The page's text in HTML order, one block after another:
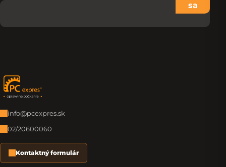
sa
Zápätie
info@pcexpres.sk
02/20600060
Kontaktný formulár